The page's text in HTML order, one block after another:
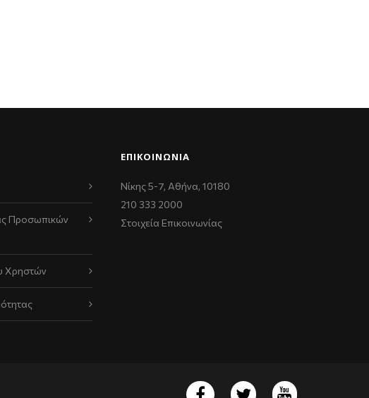
Προσωπικών
Χρηστών
ΕΠΙΚΟΙΝΩΝΊΑ
Νίκης 5-7, Αθήνα, 10180
210 333 2000
Στοιχεία Επικοινωνίας